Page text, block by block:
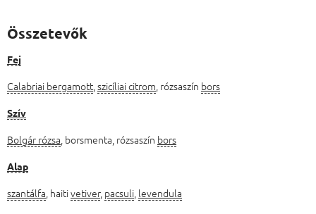
Összetevők
Fej
Calabriai bergamott szicíliai citrom , rózsaszín bors
Szív
Bolgár rózsa , borsmenta, rózsaszín bors
Alap
szantálfa , haitivetiver, pacsuli levendula